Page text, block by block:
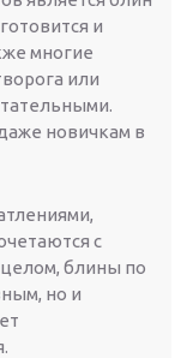
и
многие
или
новичкам в
с
блины по
но и